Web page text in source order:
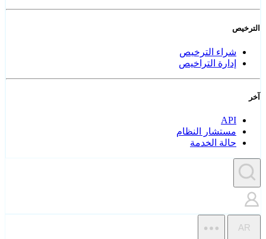
الترخيص
شراء الترخيص
إدارة التراخيص
آخر
API
مستشار النظام
حالة الخدمة
AR